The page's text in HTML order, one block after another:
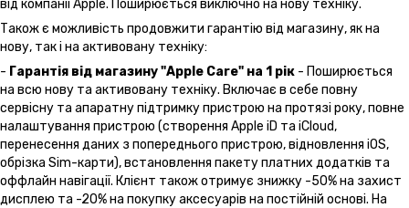
від компанії Apple. Поширюється виключно на нову техніку.
Також є можливість продовжити гарантію від магазину, як на
нову, так і на активовану техніку:
- Гарантія від магазину "Apple Care" на 1 рік - Поширюється
на всю нову та активовану техніку. Включає в себе повну
сервісну та апаратну підтримку пристрою на протязі року, повне
налаштування пристрою (створення Apple iD та iCloud,
перенесення даних з попереднього пристрою, відновлення іOS,
обрізка Sim-карти), встановлення пакету платних додатків та
оффлайн навігації. Клієнт також отримує знижку -50% на захист
дисплею та -20% на покупку аксесуарів на постійній основі. На